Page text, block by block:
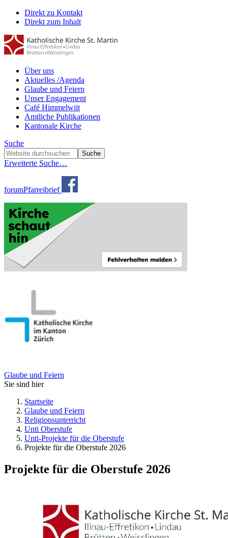
Direkt zu Kontakt
Direkt zum Inhalt
Über uns
Aktuelles /Agenda
Glaube und Feiern
Unser Engagement
Café Himmelwiit
Amtliche Publikationen
Kantonale Kirche
Suche
Erweiterte Suche…
forumPfarreibrief
Glaube und Feiern
Sie sind hier
Startseite
Glaube und Feiern
Religionsunterricht
Unti Oberstufe
Unti-Projekte für die Oberstufe
Projekte für die Oberstufe 2026
Projekte für die Oberstufe 2026